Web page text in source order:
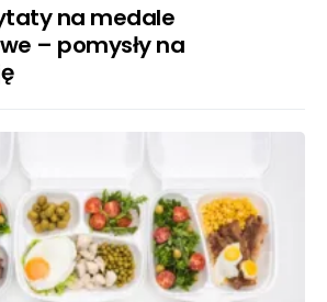
na medale
– pomysły na